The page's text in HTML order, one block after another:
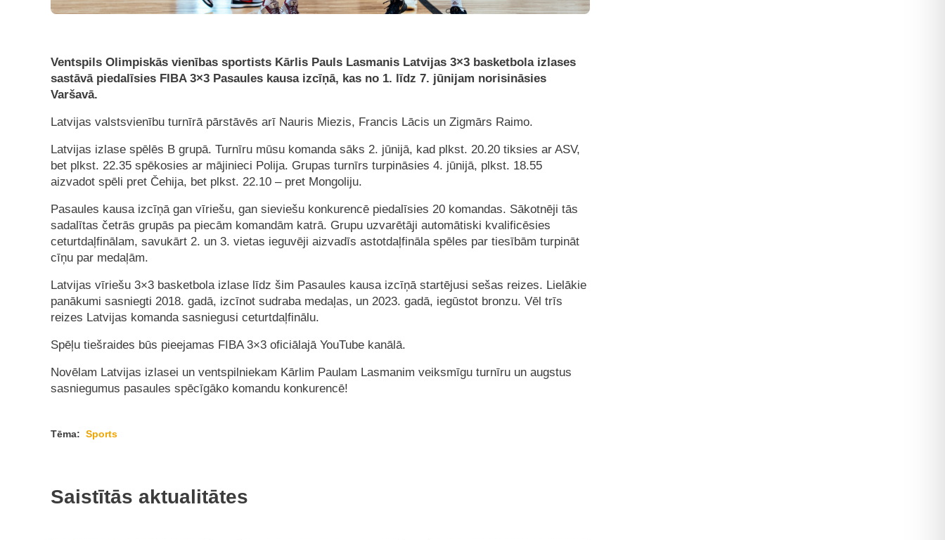
Ventspils Olimpiskās vienības sportists Kārlis Pauls Lasmanis Latvijas 3×3 basketbola izlases
sastāvā piedalīsies FIBA 3×3 Pasaules kausa izcīņā, kas no 1. līdz 7. jūnijam norisināsies
Varšavā.
Latvijas valstsvienību turnīrā pārstāvēs arī Nauris Miezis, Francis Lācis un Zigmārs Raimo.
Latvijas izlase spēlēs B grupā. Turnīru mūsu komanda sāks 2. jūnijā, kad plkst. 20.20 tiksies ar ASV,
bet plkst. 22.35 spēkosies ar mājinieci Polija. Grupas turnīrs turpināsies 4. jūnijā, plkst. 18.55
aizvadot spēli pret Čehija, bet plkst. 22.10 – pret Mongoliju.
Pasaules kausa izcīņā gan vīriešu, gan sieviešu konkurencē piedalīsies 20 komandas. Sākotnēji tās
sadalītas četrās grupās pa piecām komandām katrā. Grupu uzvarētāji automātiski kvalificēsies
ceturtdaļfinālam, savukārt 2. un 3. vietas ieguvēji aizvadīs astotdaļfināla spēles par tiesībām turpināt
cīņu par medaļām.
Latvijas vīriešu 3×3 basketbola izlase līdz šim Pasaules kausa izcīņā startējusi sešas reizes. Lielākie
panākumi sasniegti 2018. gadā, izcīnot sudraba medaļas, un 2023. gadā, iegūstot bronzu. Vēl trīs
reizes Latvijas komanda sasniegusi ceturtdaļfinālu.
Spēļu tiešraides būs pieejamas FIBA 3×3 oficiālajā YouTube kanālā.
Novēlam Latvijas izlasei un ventspilniekam Kārlim Paulam Lasmanim veiksmīgu turnīru un augstus
sasniegumus pasaules spēcīgāko komandu konkurencē!
Tēma: Sports
Saistītās aktualitātes